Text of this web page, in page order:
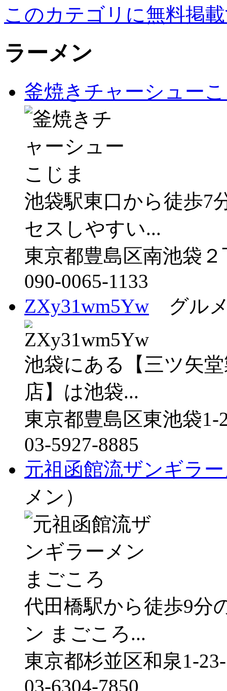
このカテゴリに無料掲
ラーメン
釜焼きチャーシュー
池袋駅東口から徒歩7
セスしやすい...
東京都豊島区南池袋
090-0065-1133
ZXy31wm5Yw グル
池袋にある【三ツ矢
店】は池袋...
東京都豊島区東池袋1-
03-5927-8885
元祖函館流ザンギラ
メン）
代田橋駅から徒歩9分
ン まごころ...
東京都杉並区和泉1-
03-6304-7850